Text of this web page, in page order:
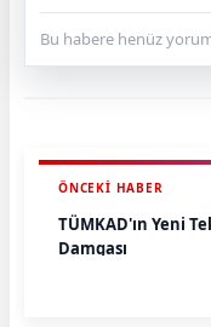
Bu habere henüz
ÖNCEKI HABER
TÜMKAD'ın Yeni
Damgası